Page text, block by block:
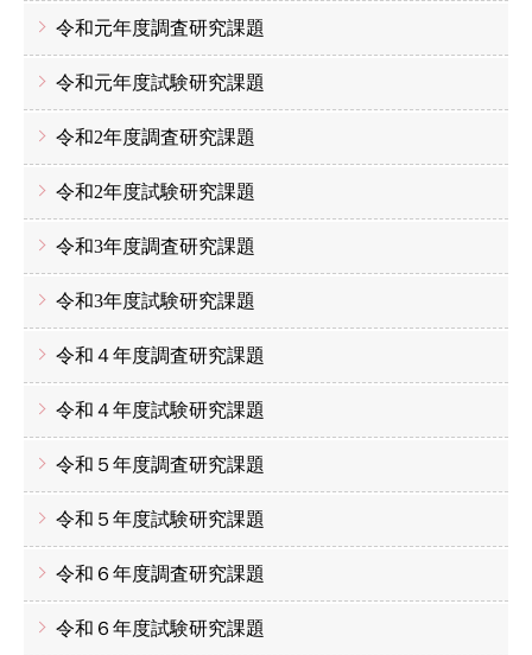
令和元年度調査研究課題
令和元年度試験研究課題
令和2年度調査研究課題
令和2年度試験研究課題
令和3年度調査研究課題
令和3年度試験研究課題
令和４年度調査研究課題
令和４年度試験研究課題
令和５年度調査研究課題
令和５年度試験研究課題
令和６年度調査研究課題
令和６年度試験研究課題